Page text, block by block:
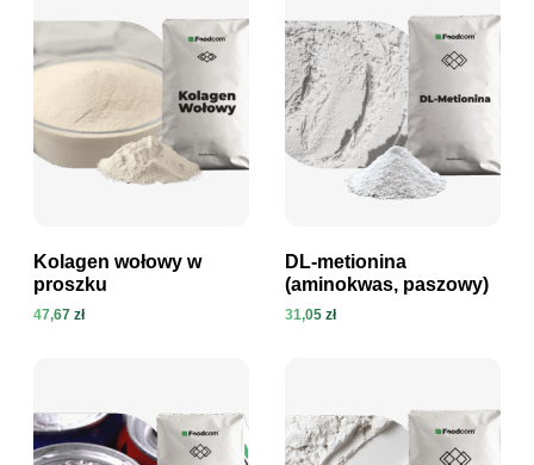
Zobacz produkt
Kolagen wołowy w
proszku
47,67 zł Zobacz produkt
DL-metionina
(aminokwas, paszowy)
31,05 zł